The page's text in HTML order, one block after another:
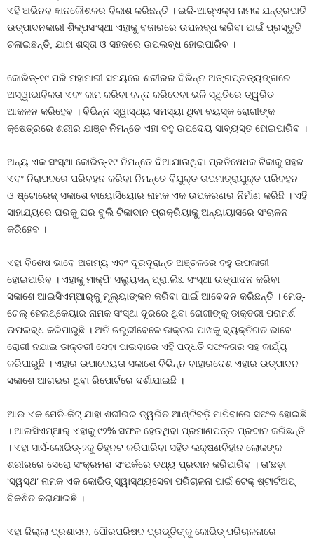
ଏହି ଅଭିନବ ଜ୍ଞାନକୌଶଳର ବିକାଶ କରିଛନ୍ତି । ଇଜି-ଆର୍‌ଏକ୍ସ ନାମକ ଯନ୍ତ୍ରପାତି
ଉତ୍ପାଦନକାରୀ ଶିଳ୍ପସଂସ୍ଥା ଏହାକୁ ବଜାରରେ ଉପଲବ୍ଧ କରିବା ପାଇଁ ପ୍ରସ୍ତୁତି
ଚଳାଇଛନ୍ତି, ଯାହା ଶସ୍ତା ଓ ସହଜରେ ଉପଲବ୍ଧ ହୋଇପାରିବ ।
କୋଭିଡ୍‌-୧୯ ପରି ମହାମାରୀ ସମୟରେ ଶରୀରର ବିଭିନ୍ନ ଅଙ୍ଗପ୍ରତ୍ୟଙ୍ଗରେ
ଅସ୍ୱାଭାବିକତା ଏବଂ କାମ କରିବା ବନ୍ଦ କରିଦେବା ଭଳି ସ୍ଥିତିରେ ତ୍ୱରିତ
ଆକଳନ କରିହେବ । ବିଭିନ୍ନ ସ୍ୱାସ୍ଥ୍ୟ ସମସ୍ୟା ଥିବା ବୟସ୍କ ରୋଗୀଙ୍କ
କ୍ଷେତ୍ରରେ ଶରୀର ଯାଞ୍ଚ ନିମନ୍ତେ ଏହା ବହୁ ଉପଦେୟ ସାବ୍ୟସ୍ତ ହୋଇପାରିବ ।
ଅନ୍ୟ ଏକ ସଂସ୍ଥା କୋଭିଡ୍‌-୧୯ ନିମନ୍ତେ ଦିଆଯାଉଥିବା ପ୍ରତିଷେଧକ ଟିକାକୁ ସହଜ
ଏବଂ ନିରାପଦରେ ପରିବହନ କରିବା ନିମନ୍ତେ ବିଯୁକ୍ତ ତାପମାତ୍ରାଯୁକ୍ତ ପରିବହନ
ଓ ଷ୍ଟୋରେଜ୍‌ ସକାଶେ ବାୟୋସିୟୋର ନାମକ ଏକ ଉପକରଣର ନିର୍ମାଣ କରିଛି । ଏହି
ସାହାଯ୍ୟରେ ଘରକୁ ଘର ବୁଲି ଟିକାଦାନ ପ୍ରକ୍ରିୟାକୁ ଅନ୍ୟାୟାସରେ ସଂଚାଳନ
କରିହେବ ।
ଏହା ବିଶେଷ ଭାବେ ଅଗମ୍ୟ ଏବଂ ଦୂରଦୂରାନ୍ତ ଅଞ୍ଚଳରେ ବହୁ ଉପକାରୀ
ହୋଇପାରିବ । ଏହାକୁ ମାକ୍‌ଫି ସଲ୍ୟୁସନ୍‌ ପ୍ରା.ଲିଃ. ସଂସ୍ଥା ଉତ୍ପାଦନ କରିବା
ସକାଶେ ଆଇସିଏମ୍‌ଆର୍‌କୁ ମୂଲ୍ୟାଙ୍କନ କରିବା ପାଇଁ ଆବେଦନ କରିଛନ୍ତି । ମେଡ୍‌-
ଟେଲ୍‌ ହେଲଥ୍‌କେୟାର ନାମକ ସଂସ୍ଥା ଦୂରରେ ଥିବା ରୋଗୀଙ୍କୁ ଡାକ୍ତରୀ ପରାମର୍ଶ
ଉପଲବ୍ଧ କରିପାରୁଛି । ଅତି ଜରୁରୀବେଳେ ଡାକ୍ତର ପାଖକୁ ବ୍ୟକ୍ତିଗତ ଭାବେ
ରୋଗୀ ନଯାଇ ଡାକ୍ତରୀ ସେବା ପାଇବାରେ ଏହି ପଦ୍ଧତି ସଫଳତାର ସହ କାର୍ଯ୍ୟ
କରିପାରୁଛି । ଏହାର ଉପାଦେୟତା ସକାଶେ ବିଭିନ୍ନ ବାହାରଦେଶ ଏହାର ଉତ୍ପାଦନ
ସକାଶେ ଆଗଭର ଥିବା ରିପୋର୍ଟରେ ଦର୍ଶାଯାଇଛି ।
ଆଉ ଏକ ମେଡି-କିଟ୍‌ ଯାହା ଶରୀରର ତ୍ୱରିତ ଆଣ୍ଟିବଡ଼ି ମାପିବାରେ ସଫଳ ହୋଇଛି
। ଆଇସିଏମ୍‌ଆର୍‌ ଏହାକୁ ୯୨% ସଫଳ ହେଉଥିବା ପ୍ରମାଣପତ୍ର ପ୍ରଦାନ କରିଛନ୍ତି
। ଏହା ସାର୍ସ-କୋଭିଡ୍‌-୨କୁ ଚିହ୍ନଟ କରିପାରିବା ସହିତ ଲକ୍ଷଣବିହୀନ ଲୋକଙ୍କ
ଶରୀରରେ ସେରୋ ସଂକ୍ରମଣ ସଂପର୍କରେ ତଥ୍ୟ ପ୍ରଦାନ କରିପାରିବ । ତା’ଛଡ଼ା
‘ସ୍ୱସ୍ଥ’ ନାମକ ଏକ କୋଭିଡ୍‌ ସ୍ୱାସ୍ଥ୍ୟସେବା ପରିଚାଳନା ପାଇଁ ଟେକ୍‌ ଷ୍ଟାର୍ଟଅପ୍‌
ବିକଶିତ କରାଯାଇଛି ।
ଏହା ଜିଲ୍ଲା ପ୍ରଶାସନ, ପୌରପରିଷଦ ପ୍ରଭୂତିଙ୍କୁ କୋଭିଡ୍‌ ପରିଚାଳନାରେ